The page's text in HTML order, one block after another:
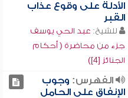
الأدلة على وقوع عذاب
القبر
للشيخ: عبد الحي يوسف
جزء من محاضرة ( أحكام
الجنائز [4])
الفهرس: وجوب
الإنفاق على الحامل